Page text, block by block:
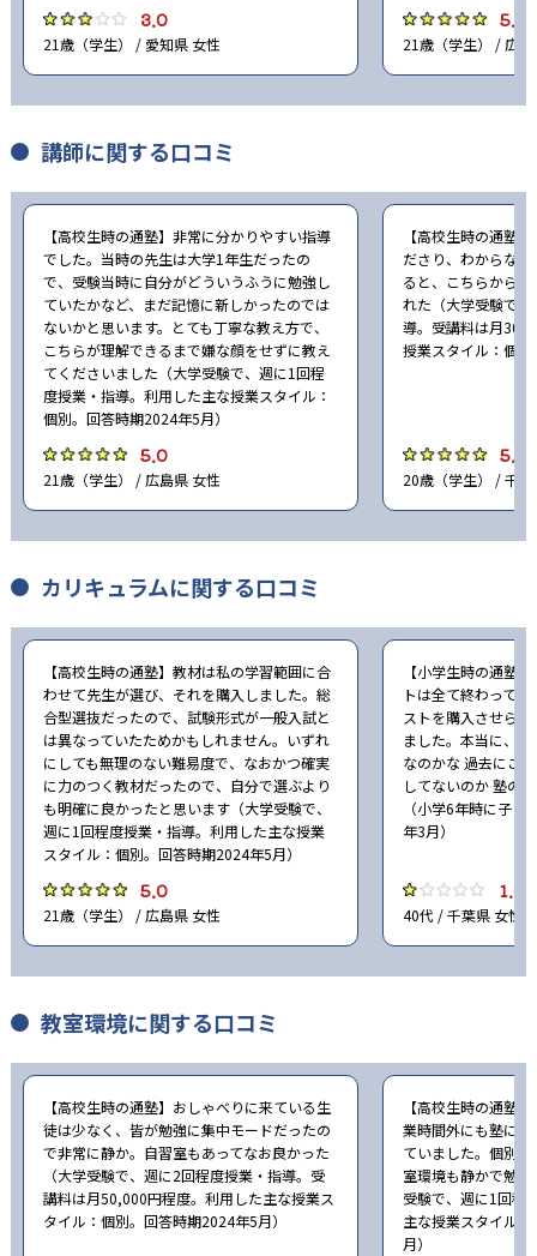
3.0
21歳（学生） / 愛知県 女性
5.0
21歳（学生） / 広島
講師に関する口コミ
【高校生時の通塾】非常に分かりやすい指導
でした。当時の先生は大学1年生だったの
で、受験当時に自分がどういうふうに勉強し
ていたかなど、まだ記憶に新しかったのでは
ないかと思います。とても丁寧な教え方で、
こちらが理解できるまで嫌な顔をせずに教え
てくださいました（大学受験で、週に1回程
度授業・指導。利用した主な授業スタイル：
個別。回答時期2024年5月）
5.0
21歳（学生） / 広島県 女性
【高校生時の通塾
ださり、わからな
ると、こちらから
れた（大学受験で
導。受講料は月
授業スタイル：個
5.0
20歳（学生） / 千葉
カリキュラムに関する口コミ
【高校生時の通塾】教材は私の学習範囲に合
わせて先生が選び、それを購入しました。総
合型選抜だったので、試験形式が一般入試と
は異なっていたためかもしれません。いずれ
にしても無理のない難易度で、なおかつ確実
に力のつく教材だったので、自分で選ぶより
も明確に良かったと思います（大学受験で、
週に1回程度授業・指導。利用した主な授業
スタイル：個別。回答時期2024年5月）
5.0
21歳（学生） / 広島県 女性
【小学生時の通塾
トは全て終わって
ストを購入させら
ました。本当に、
なのかな 過去にこ
してないのか 塾の
（小学6年時に子
年3月）
1.0
40代 / 千葉県 女性
教室環境に関する口コミ
【高校生時の通塾】おしゃべりに来ている生
徒は少なく、皆が勉強に集中モードだったの
で非常に静か。自習室もあってなお良かった
（大学受験で、週に2回程度授業・指導。受
講料は月50,000円程度。利用した主な授業ス
タイル：個別。回答時期2024年5月）
【高校生時の通塾
業時間外にも塾に
ていました。個別
室環境も静かで勉
受験で、週に1回程
主な授業スタイル
月）